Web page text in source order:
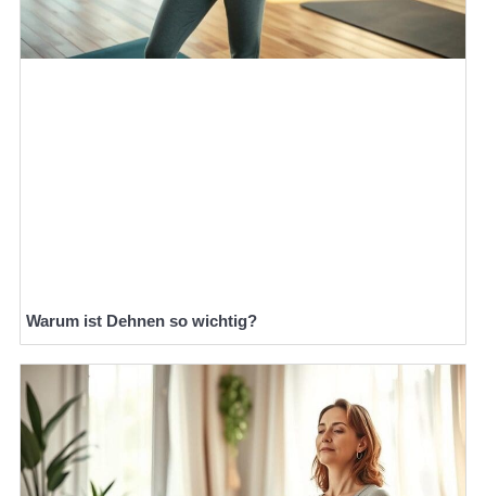
Warum ist Dehnen so wichtig?